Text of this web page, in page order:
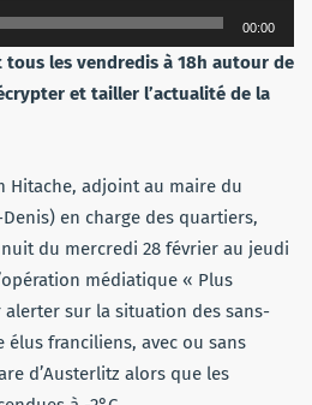
00:00
tous les vendredis à 18h autour de
et tailler l’actualité de la
Hitache, adjoint au maire du
en charge des quartiers,
du mercredi 28 février au jeudi
médiatique « Plus
sur la situation des sans-
franciliens, avec ou sans
d’Austerlitz alors que les